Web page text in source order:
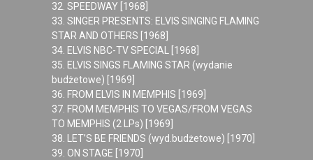
32. SPEEDWAY [1968]
33. SINGER PRESENTS: ELVIS SINGING FLAMING
STAR AND OTHERS [1968]
34. ELVIS NBC-TV SPECIAL [1968]
35. ELVIS SINGS FLAMING STAR (wydanie
budżetowe) [1969]
36. FROM ELVIS IN MEMPHIS [1969]
37. FROM MEMPHIS TO VEGAS/FROM VEGAS
TO MEMPHIS (2 LPs) [1969]
38. LET’S BE FRIENDS (wyd.budżetowe) [1970]
39. ON STAGE [1970]